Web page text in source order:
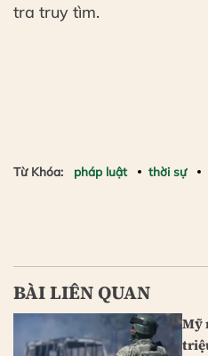
tra truy tìm.
Từ Khóa: pháp luật thời sự
BÀI LIÊN QUAN
Mỹ